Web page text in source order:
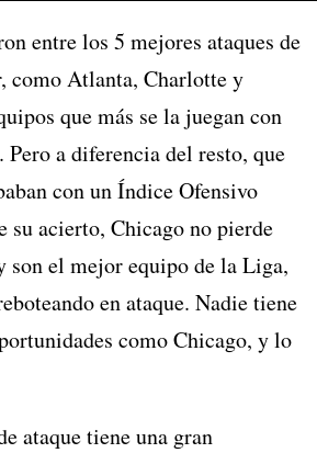
entre los 5 mejores ataques de
como Atlanta, Charlotte y
que más se la juegan con
a diferencia del resto, que
con un Índice Ofensivo
su acierto, Chicago no pierde
son el mejor equipo de la Liga,
en ataque. Nadie tiene
como Chicago, y lo
ataque tiene una gran